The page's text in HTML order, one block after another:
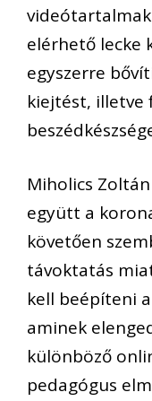
elérhető lecke
egyszerre
kiejtést, illetve
Miholics
együtt a
követően
távoktatás
kell beépíteni
aminek
különböző
pedagógus